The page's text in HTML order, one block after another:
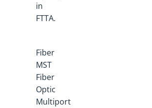
in
FTTA.
Fiber
MST
Fiber
Optic
Multiport